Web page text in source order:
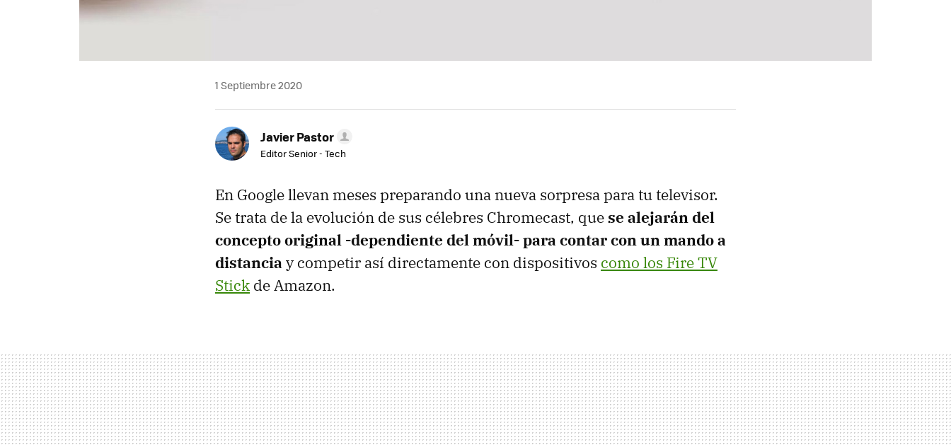
1 Septiembre 2020
Javier Pastor
Editor Senior - Tech
En Google llevan meses preparando una nueva sorpresa para tu televisor.
Se trata de la evolución de sus célebres Chromecast, quese alejarán del
concepto original -dependiente del móvil- para contar con un mando a
distancia y competir así directamente con dispositivos como los Fire TV
Stick de Amazon.